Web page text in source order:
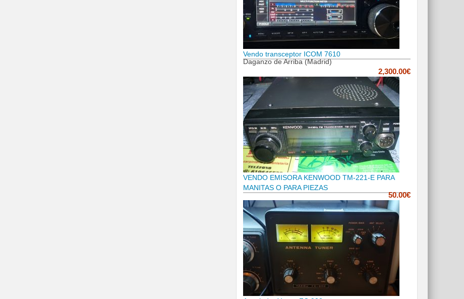
Vendo transceptor ICOM 7610
Daganzo de Arriba (Madrid)
2,300.00€
VENDO EMISORA KENWOOD TM-221-E PARA
MANITAS O PARA PIEZAS
50.00€